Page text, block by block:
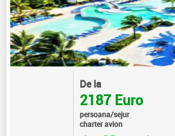
De la
2187 Euro
persoana/sejur
charter avion